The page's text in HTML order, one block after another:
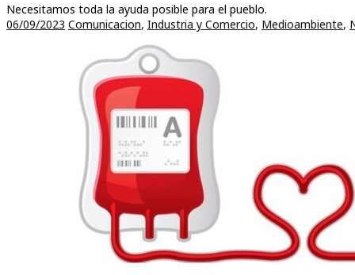
Necesitamos toda la ayuda posible para el pueblo.
06/09/2023 Comunicacion, Industria y Comercio, Medioambiente,